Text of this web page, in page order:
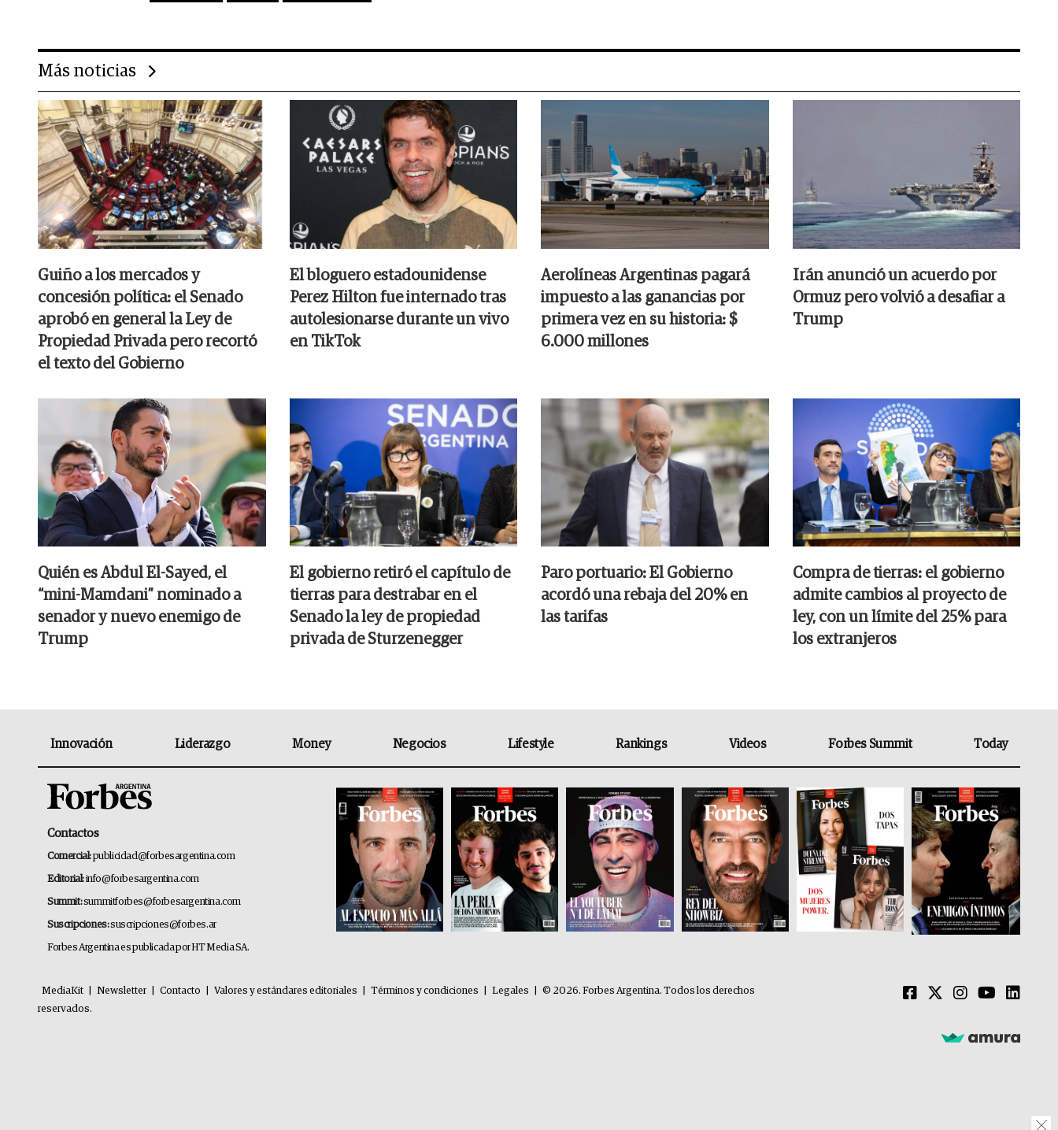
Más noticias
Guiño a los mercados y
concesión política: el Senado
aprobó en general la Ley de
Propiedad Privada pero recortó
el texto del Gobierno
El bloguero estadounidense
Perez Hilton fue internado tras
autolesionarse durante un vivo
en TikTok
Aerolíneas Argentinas pagará
impuesto a las ganancias por
primera vez en su historia: $
6.000 millones
Irán anunció un acuerdo por
Ormuz pero volvió a desafiar a
Trump
Quién es Abdul El-Sayed, el
“mini-Mamdani” nominado a
senador y nuevo enemigo de
Trump
El gobierno retiró el capítulo de
tierras para destrabar en el
Senado la ley de propiedad
privada de Sturzenegger
Paro portuario: El Gobierno
acordó una rebaja del 20% en
las tarifas
Compra de tierras: el gobierno
admite cambios al proyecto de
ley, con un límite del 25% para
los extranjeros
Innovación Liderazgo Money Negocios Lifestyle Rankings Videos Forbes Summit Today
Contactos
Comercial:publicidad@forbesargentina.com
Editorial:info@forbesargentina.com
Summit:summitforbes@forbesargentina.com
Suscripciones:suscripciones@forbes.ar
Forbes Argentina es publicada por HT Media SA.
MediaKit Newsletter Contacto Valores y estándares editoriales Términos y condiciones Legales
© 2026. Forbes Argentina. Todos los derechos
reservados.